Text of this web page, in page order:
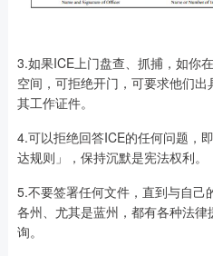
3.如果ICE上门盘查、抓捕，如你
空间，可拒绝开门，可要求他们
其工作证件。
4.可以拒绝回答ICE的任何问题，
达规则」，保持沉默是宪法权利。
5.不要签署任何文件，直到与自己
各州、尤其是蓝州，都有各种法
询。